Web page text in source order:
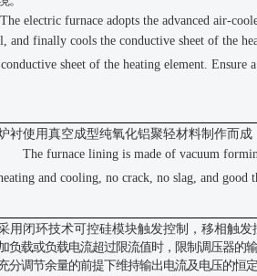
The electric furnace adopts the advanced air-
l, and finally cools the conductive sheet of the
conductive sheet of the heating element. Ensure
衬使用真空成型纯氧化铝聚轻材料制作而
The furnace lining is made of vacuum
and cooling, no crack, no slag, and good
用闭环技术可控硅模块触发控制，移相触
负载或负载电流超过限流值时，限制调压器的
分调节余量的前提下维持输出电流及电压的恒